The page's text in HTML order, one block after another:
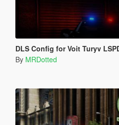
DLS Config for Voit Turyv
By MRDotted